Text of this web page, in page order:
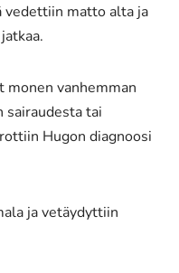
vedettiin matto alta ja
monen vanhemman
sairaudesta tai
Hugon diagnoosi
ja vetäydyttiin